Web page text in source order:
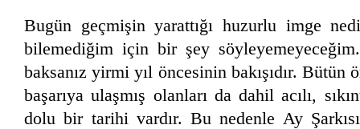
Bugün geçmişin yarattığı huzurlu imge
bilemediğim için bir şey
baksanız yirmi yıl öncesinin bakışıdır. Bütün
başarıya ulaşmış olanları da dahil acılı,
dolu bir tarihi vardır. Bu nedenle Ay